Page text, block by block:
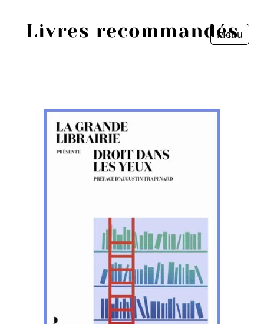
Menu
Sources
Livres les plus recommandés
Fermer